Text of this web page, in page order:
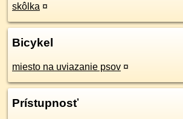
skôlka ¤
Bicykel
miesto na uviazanie psov ¤
Prístupnosť